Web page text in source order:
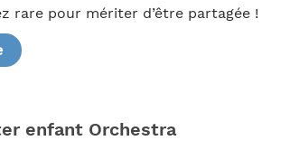
rare pour mériter d’être partagée !
enfant Orchestra